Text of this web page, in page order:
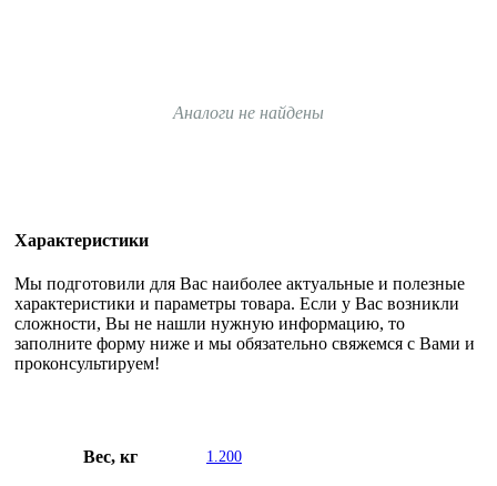
Аналоги не найдены
Характеристики
Мы подготовили для Вас наиболее актуальные и полезные
характеристики и параметры товара. Если у Вас возникли
сложности, Вы не нашли нужную информацию, то
заполните форму ниже и мы обязательно свяжемся с Вами и
проконсультируем!
Вес, кг 1.200